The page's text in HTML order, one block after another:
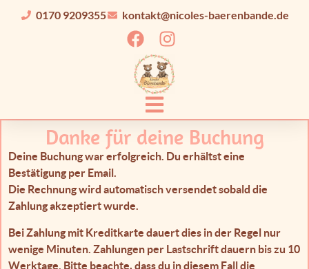
0170 9209355 kontakt@nicoles-baerenbande.de
Danke für deine Buchung
Deine Buchung war erfolgreich. Du erhältst eine
Bestätigung per Email.
Die Rechnung wird automatisch versendet sobald die
Zahlung akzeptiert wurde.
Bei Zahlung mit Kreditkarte dauert dies in der Regel nur
wenige Minuten. Zahlungen per Lastschrift dauern bis zu 10
Werktage. Bitte beachte, dass du in diesem Fall die